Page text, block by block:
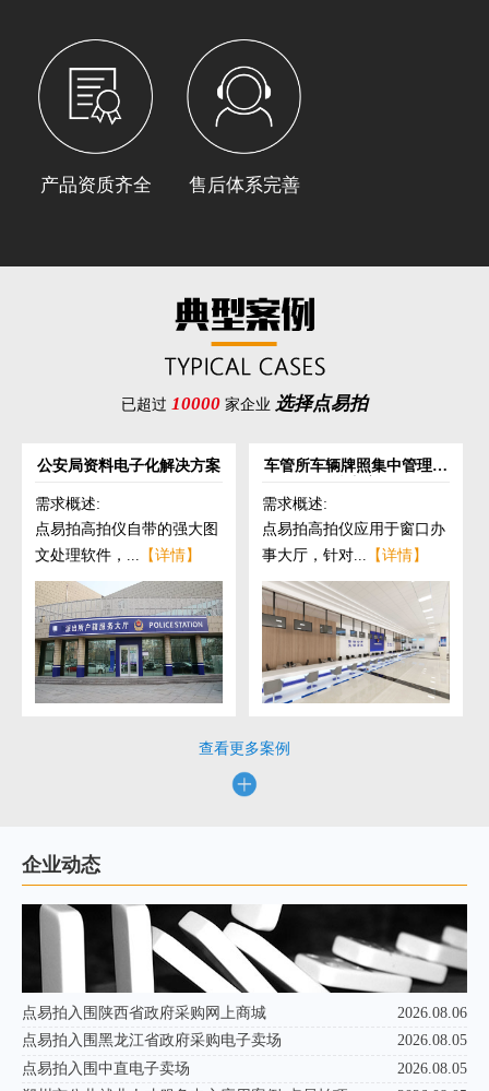
产品资质齐全 售后体系完善
已超过 10000 家企业 选择点易拍
公安局资料电子化解决方案
需求概述:
点易拍高拍仪自带的强大图
文处理软件，... 【详情】
车管所车辆牌照集中管理解
需求概述:
点易拍高拍仪应用于窗口办
事大厅，针对... 【详情】
查看更多案例
企业动态
点易拍入围陕西省政府采购网上商城
2026.08.06
点易拍入围黑龙江省政府采购电子卖场
2026.08.05
点易拍入围中直电子卖场
2026.08.05